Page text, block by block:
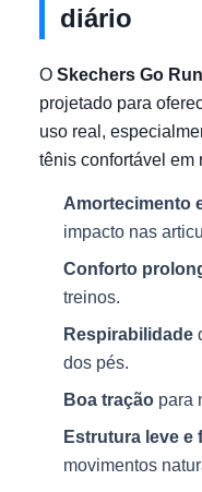
diário
O Skechers Go
projetado para
uso real,
tênis confortável em
Amortecimento
impacto nas
Conforto
treinos.
Respirabilidade
dos pés.
Boa tração para
Estrutura leve e
movimentos